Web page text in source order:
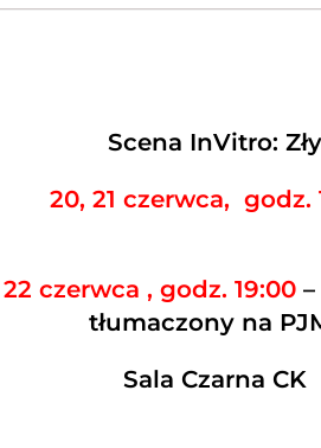
Scena InVitro: Zły
20, 21 czerwca, godz.
22 czerwca , godz. 19:00
tłumaczony na
Sala Czarna CK